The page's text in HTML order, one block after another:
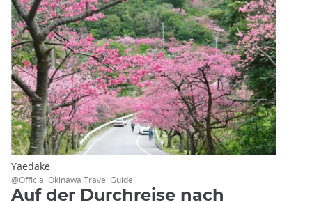
Yaedake
@Official Okinawa Travel Guide
Auf der Durchreise nach